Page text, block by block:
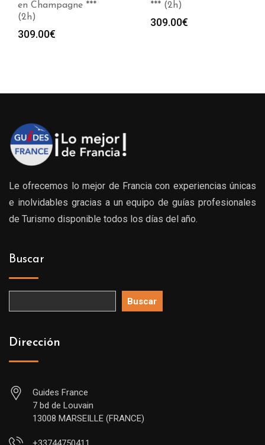
en Champagne ***
(2h)
309.00€
*** (2h)
309.00€
Le ofrecemos lo mejor de Francia con experiencias únicas
e inolvidables gracias a un equipo de guías profesionales
de Turismo disponible todos los días del año.
Buscar
Buscar
Dirección
Guides France
7 bd de Louvain
13008 MARSEILLE (FRANCE)